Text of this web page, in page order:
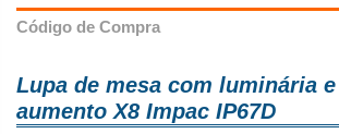
Código de Compra
Lupa de mesa com luminária
aumento X8 Impac IP67D